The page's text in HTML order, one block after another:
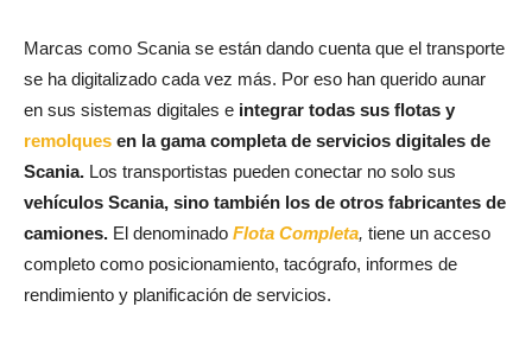
Marcas como Scania se están dando cuenta que el transporte
se ha digitalizado cada vez más. Por eso han querido aunar
en sus sistemas digitales e integrar todas sus flotas y
remolques en la gama completa de servicios digitales de
Scania. Los transportistas pueden conectar no solo sus
vehículos Scania, sino también los de otros fabricantes de
camiones. El denominado Flota Completa, tiene un acceso
completo como posicionamiento, tacógrafo, informes de
rendimiento y planificación de servicios.